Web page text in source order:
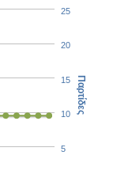
5
10
15
20
25
Παρτίδες